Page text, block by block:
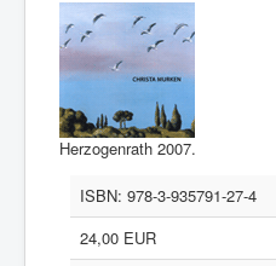
Herzogenrath 2007.
ISBN: 978-3-935791-27-4
24,00 EUR